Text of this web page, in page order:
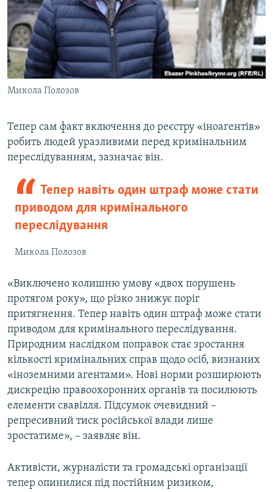
Микола Полозов
Тепер сам факт включення до реєстру «іноагентів»
робить людей уразливими перед кримінальним
переслідуванням, зазначає він.
Тепер навіть один штраф може стати
приводом для кримінального
переслідування
Микола Полозов
«Виключено колишню умову «двох порушень
протягом року», що різко знижує поріг
притягнення. Тепер навіть один штраф може стати
приводом для кримінального переслідування.
Природним наслідком поправок стає зростання
кількості кримінальних справ щодо осіб, визнаних
«іноземними агентами». Нові норми розширюють
дискрецію правоохоронних органів та посилюють
елементи свавілля. Підсумок очевидний –
репресивний тиск російської влади лише
зростатиме», – заявляє він.
Активісти, журналісти та громадські організації
тепер опинилися під постійним ризиком,